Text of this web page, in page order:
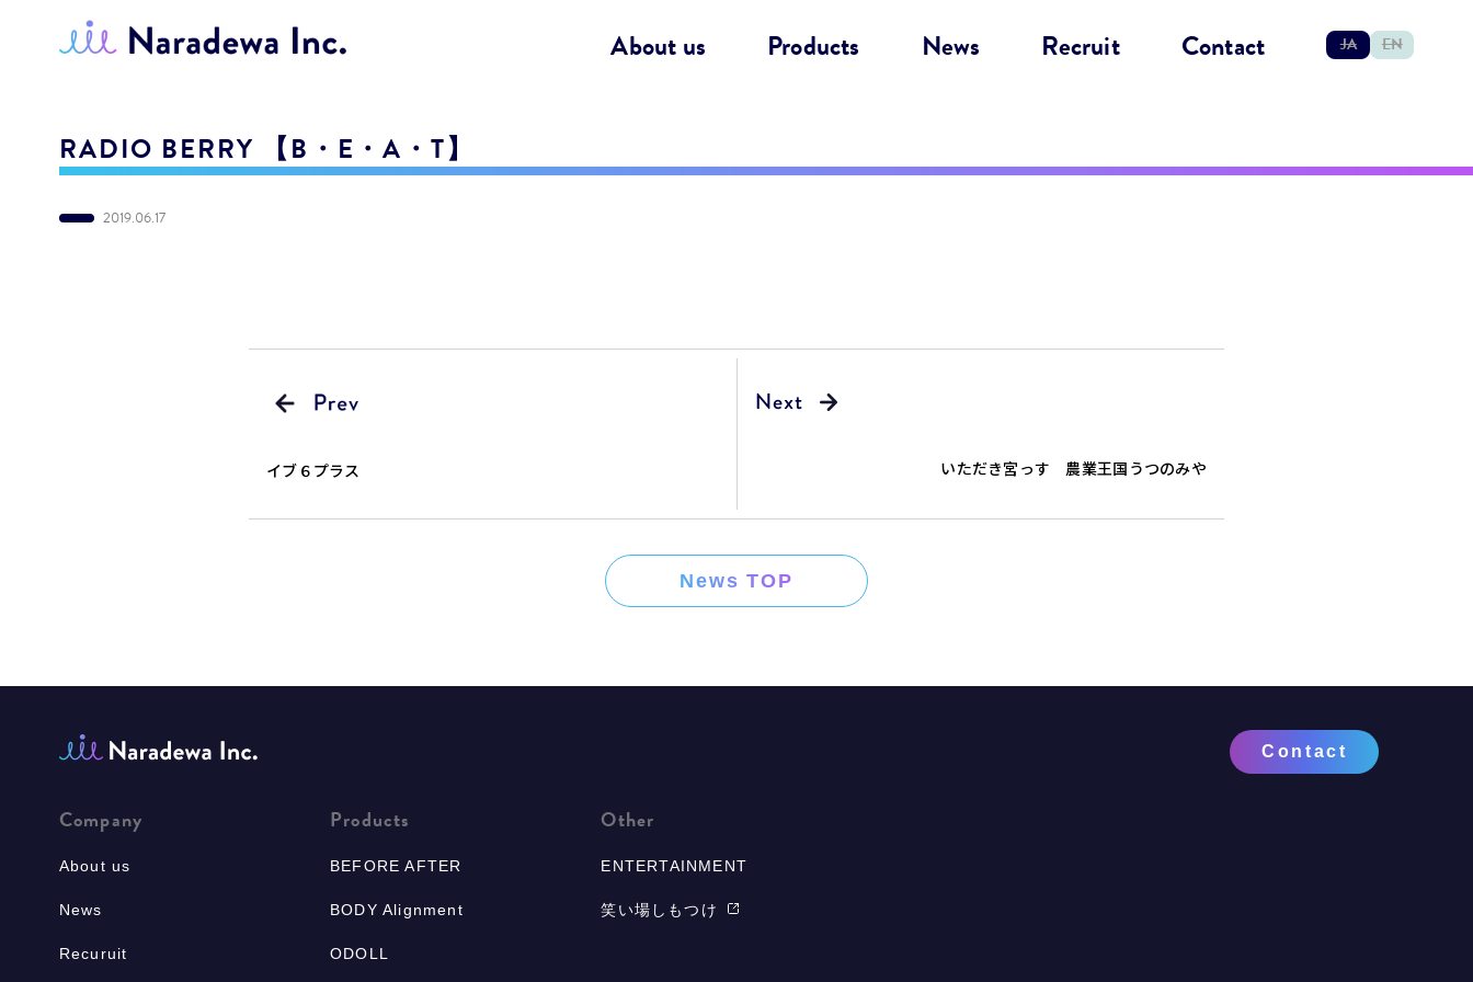
About us Products News Recruit Contact JA EN
RADIO BERRY 【B・E・A・T】
2019.06.17
イブ６プラス いただき宮っす 農業王国うつのみや
News TOP
Contact
Company
About us
News
Recuruit
Products
BEFORE AFTER
BODY Alignment
ODOLL
Other
ENTERTAINMENT
笑い場しもつけ